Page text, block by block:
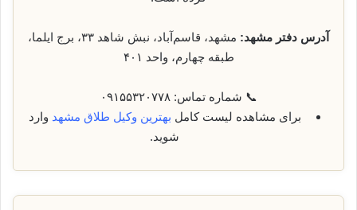
آدرس دفتر مشهد:
مشهد، قاسم‌آباد، نبش شاهد ۳۳، برج ایلما،
طبقه چهارم، واحد ۴۰۱
📞 شماره تماس: ۰۹۱۵۵۳۲۰۷۷۸
برای مشاهده لیست کامل بهترین وکیل طلاق مشهد وارد
شوید.